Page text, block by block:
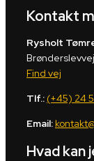
Kontakt
Rysholt
Find vej
Tlf.: (+45) 24
Email:
Hvad kan